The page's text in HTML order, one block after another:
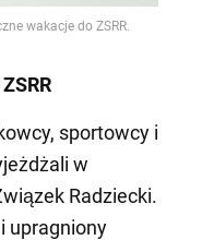
sportowcy i
w
Radziecki.
upragniony